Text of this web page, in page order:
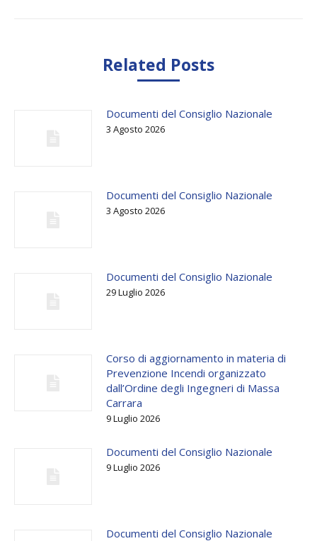
Related Posts
Documenti del Consiglio Nazionale
3 Agosto 2026
Documenti del Consiglio Nazionale
3 Agosto 2026
Documenti del Consiglio Nazionale
29 Luglio 2026
Corso di aggiornamento in materia di
Prevenzione Incendi organizzato
dall’Ordine degli Ingegneri di Massa
Carrara
9 Luglio 2026
Documenti del Consiglio Nazionale
9 Luglio 2026
Documenti del Consiglio Nazionale